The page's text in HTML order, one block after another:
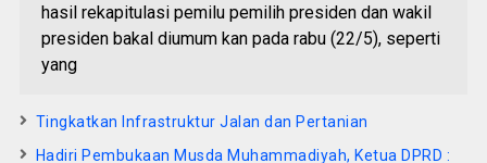
hasil rekapitulasi pemilu pemilih presiden dan wakil
presiden bakal diumum kan pada rabu (22/5), seperti
yang
Tingkatkan Infrastruktur Jalan dan Pertanian
Hadiri Pembukaan Musda Muhammadiyah, Ketua DPRD :